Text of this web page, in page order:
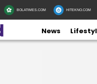
BOLATIMES.COM HITEKNO.COM
News